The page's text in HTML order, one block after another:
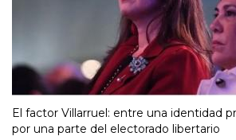
El factor Villarruel: entre una identidad
por una parte del electorado libertario